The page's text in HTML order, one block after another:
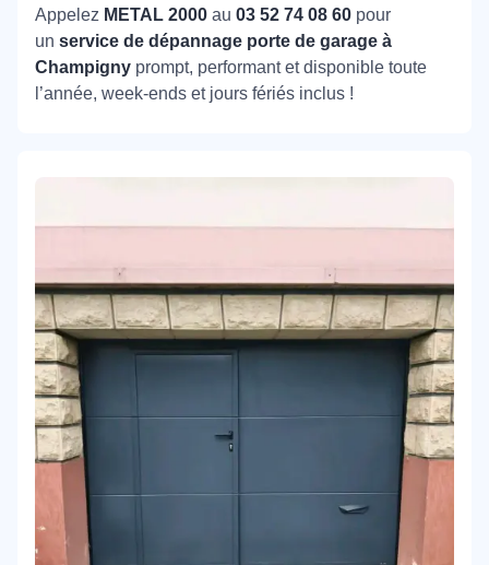
Appelez METAL 2000 au 03 52 74 08 60 pour
un service de dépannage porte de garage à
Champigny prompt, performant et disponible toute
l’année, week-ends et jours fériés inclus !